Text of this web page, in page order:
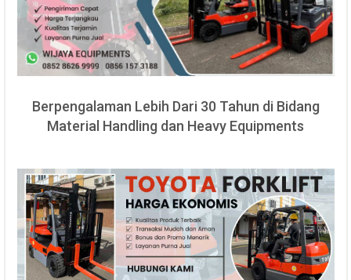
Berpengalaman Lebih Dari 30 Tahun di Bidang
Material Handling dan Heavy Equipments